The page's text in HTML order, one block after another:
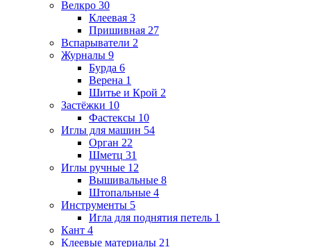
Велкро 30
Клеевая 3
Пришивная 27
Вспарыватели 2
Журналы 9
Бурда 6
Верена 1
Шитье и Крой 2
Застёжки 10
Фастексы 10
Иглы для машин 54
Орган 22
Шметц 31
Иглы ручные 12
Вышивальные 8
Штопальные 4
Инструменты 5
Игла для поднятия петель 1
Кант 4
Клеевые материалы 21